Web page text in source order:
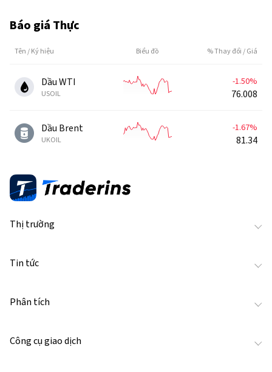
Báo giá Thực
Tên / Ký hiệu Biểu đồ % Thay đổi / Giá
Dầu WTI
USOIL
-1.50%
76.008
Dầu Brent
UKOIL
-1.67%
81.34
Thị trường
Tin tức
Phân tích
Công cụ giao dịch